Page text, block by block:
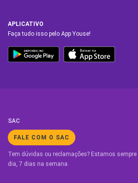
APLICATIVO
Faça tudo isso pelo App Youse!
SAC
FALE COM O SAC
Tem dúvidas ou reclamações? Estamos
dia, 7 dias na semana.